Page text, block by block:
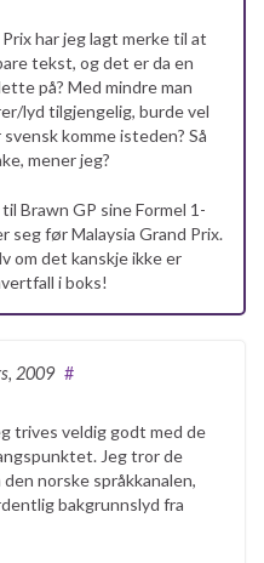
har jeg lagt merke til at
tekst, og det er da en
på? Med mindre man
lyd tilgjengelig, burde vel
komme isteden? Så
mener jeg?
Brawn GP sine Formel 1-
seg før Malaysia Grand Prix.
om det kanskje ikke er
i boks!
2009 #
trives veldig godt med de
Jeg tror de
norske språkkanalen,
bakgrunnslyd fra